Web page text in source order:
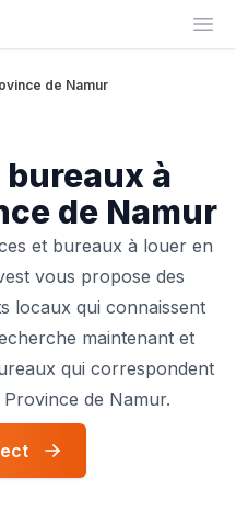
de Namur
à
de Namur
et bureaux à louer en
vous propose des
locaux qui connaissent
maintenant et
qui correspondent
de Namur.